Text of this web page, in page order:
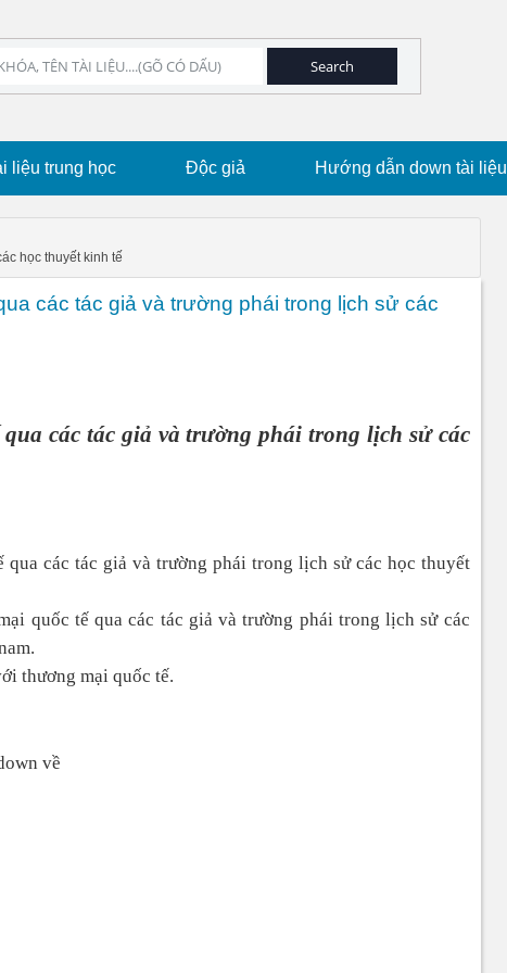
liệu trung học Độc giả Hướng dẫn down tài liệu
học thuyết kinh tế
các tác giả và trường phái trong lịch sử các
các tác giả và trường phái trong lịch sử các
các tác giả và trường phái trong lịch sử các học thuyết
quốc tế qua các tác giả và trường phái trong lịch sử các
thương mại quốc tế.
về